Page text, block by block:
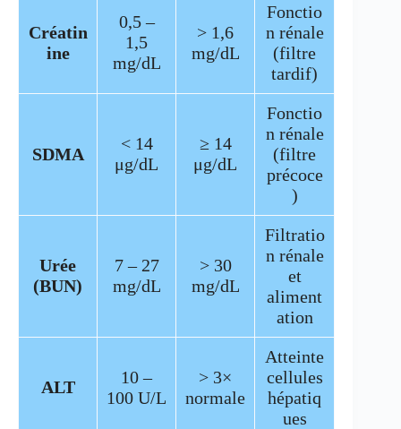
Créatin
ine
0,5 –
1,5
mg/dL
> 1,6
mg/dL
Fonctio
n rénale
(filtre
tardif)
SDMA
< 14
μg/dL
≥ 14
μg/dL
Fonctio
n rénale
(filtre
précoce
)
Urée
(BUN)
7 – 27
mg/dL
> 30
mg/dL
Filtratio
n rénale
et
aliment
ation
ALT
10 –
100 U/L
> 3×
normale
Atteinte
cellules
hépatiq
ues